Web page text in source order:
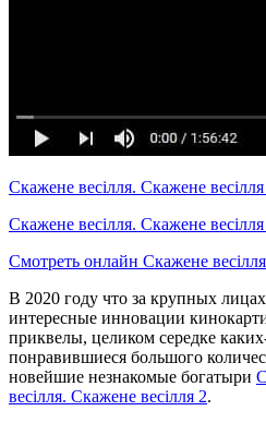
Скажене весілля. Скажене
Скажене весілля. Скажене
Смотреть онлайн Скажене
В 2020 году что за крупных
интересные инновации
приквелы, целиком середке
понравившиеся большого
новейшие незнакомые богатыри
весілля. Скажене весілля 2.